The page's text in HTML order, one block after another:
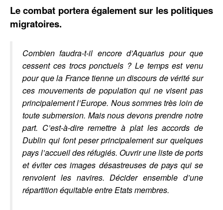
Le combat portera également sur les politiques
migratoires.
Combien faudra-t-il encore d’Aquarius pour que
cessent ces trocs ponctuels ? Le temps est venu
pour que la France tienne un discours de vérité sur
ces mouvements de population qui ne visent pas
principalement l’Europe. Nous sommes très loin de
toute submersion. Mais nous devons prendre notre
part. C’est-à-dire remettre à plat les accords de
Dublin qui font peser principalement sur quelques
pays l’accueil des réfugiés. Ouvrir une liste de ports
et éviter ces images désastreuses de pays qui se
renvoient les navires. Décider ensemble d’une
répartition équitable entre Etats membres.